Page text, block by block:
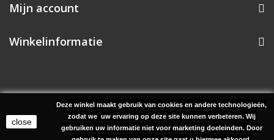
© 2026 Project 38 Music | Realisatie: Uw PC Dokter Uden
Mijn account
Winkelinformatie
close
Deze winkel maakt gebruik van cookies en andere technologieën,
zodat we uw ervaring op deze site kunnen verbeteren. Wij
gebruiken uw informatie niet voor marketing doeleinden.Door